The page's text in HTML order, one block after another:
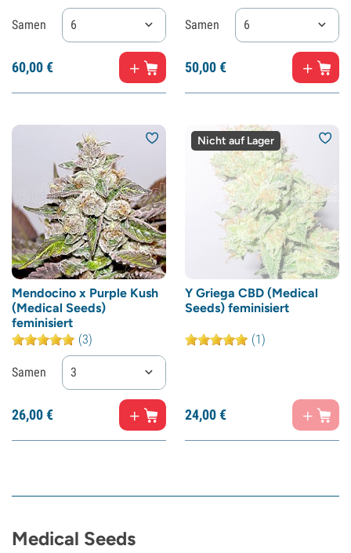
Samen 6
60,00€
Samen 6
50,00€
Mendocino x Purple Kush
(Medical Seeds)
feminisiert
(3)
Samen 3
26,00€
Nicht auf Lager
Y Griega CBD (Medical
Seeds) feminisiert
(1)
24,00€
Medical Seeds